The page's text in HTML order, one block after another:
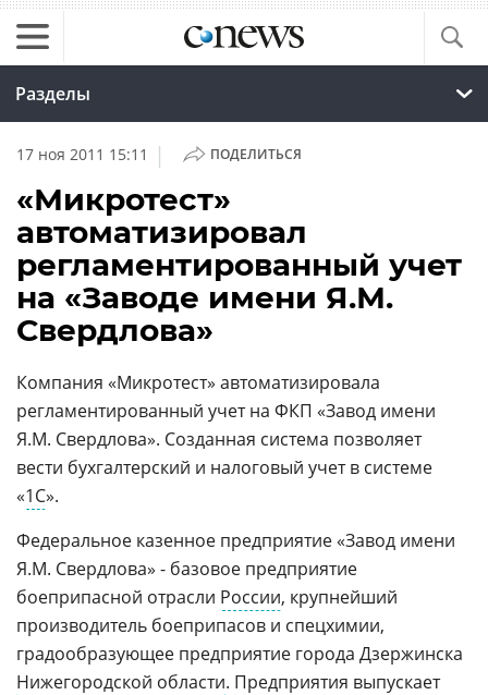
Разделы
17 ноя 2011 15:11 | ПОДЕЛИТЬСЯ
«Микротест»
автоматизировал
регламентированный учет
на «Заводе имени Я.М.
Свердлова»
Компания «Микротест» автоматизировала
регламентированный учет на ФКП «Завод имени
Я.М. Свердлова». Созданная система позволяет
вести бухгалтерский и налоговый учет в системе
«1С».
Федеральное казенное предприятие «Завод имени
Я.М. Свердлова» - базовое предприятие
боеприпасной отрасли России, крупнейший
производитель боеприпасов и спецхимии,
градообразующее предприятие города Дзержинска
Нижегородской области. Предприятия выпускает